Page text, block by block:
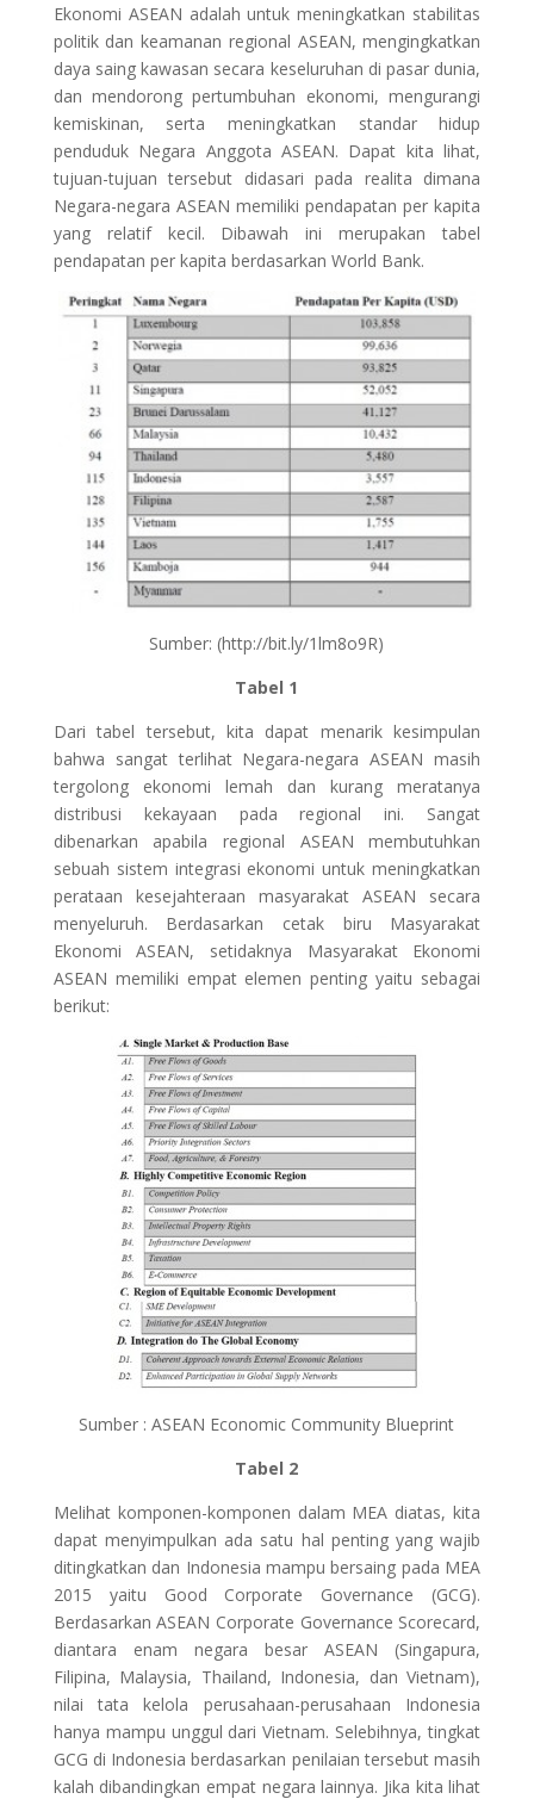
Ekonomi ASEAN adalah untuk meningkatkan stabilitas
politik dan keamanan regional ASEAN, mengingkatkan
daya saing kawasan secara keseluruhan di pasar dunia,
dan mendorong pertumbuhan ekonomi, mengurangi
kemiskinan, serta meningkatkan standar hidup
penduduk Negara Anggota ASEAN. Dapat kita lihat,
tujuan-tujuan tersebut didasari pada realita dimana
Negara-negara ASEAN memiliki pendapatan per kapita
yang relatif kecil. Dibawah ini merupakan tabel
pendapatan per kapita berdasarkan World Bank.
Sumber: (http://bit.ly/1lm8o9R)
Tabel 1
Dari tabel tersebut, kita dapat menarik kesimpulan
bahwa sangat terlihat Negara-negara ASEAN masih
tergolong ekonomi lemah dan kurang meratanya
distribusi kekayaan pada regional ini. Sangat
dibenarkan apabila regional ASEAN membutuhkan
sebuah sistem integrasi ekonomi untuk meningkatkan
perataan kesejahteraan masyarakat ASEAN secara
menyeluruh. Berdasarkan cetak biru Masyarakat
Ekonomi ASEAN, setidaknya Masyarakat Ekonomi
ASEAN memiliki empat elemen penting yaitu sebagai
berikut:
Sumber : ASEAN Economic Community Blueprint
Tabel 2
Melihat komponen-komponen dalam MEA diatas, kita
dapat menyimpulkan ada satu hal penting yang wajib
ditingkatkan dan Indonesia mampu bersaing pada MEA
2015 yaitu Good Corporate Governance (GCG).
Berdasarkan ASEAN Corporate Governance Scorecard,
diantara enam negara besar ASEAN (Singapura,
Filipina, Malaysia, Thailand, Indonesia, dan Vietnam),
nilai tata kelola perusahaan-perusahaan Indonesia
hanya mampu unggul dari Vietnam. Selebihnya, tingkat
GCG di Indonesia berdasarkan penilaian tersebut masih
kalah dibandingkan empat negara lainnya. Jika kita lihat